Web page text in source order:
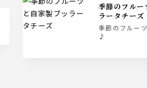
季節のフルーツと自家製ブッ
ラータチーズ
季節のフルー
♪